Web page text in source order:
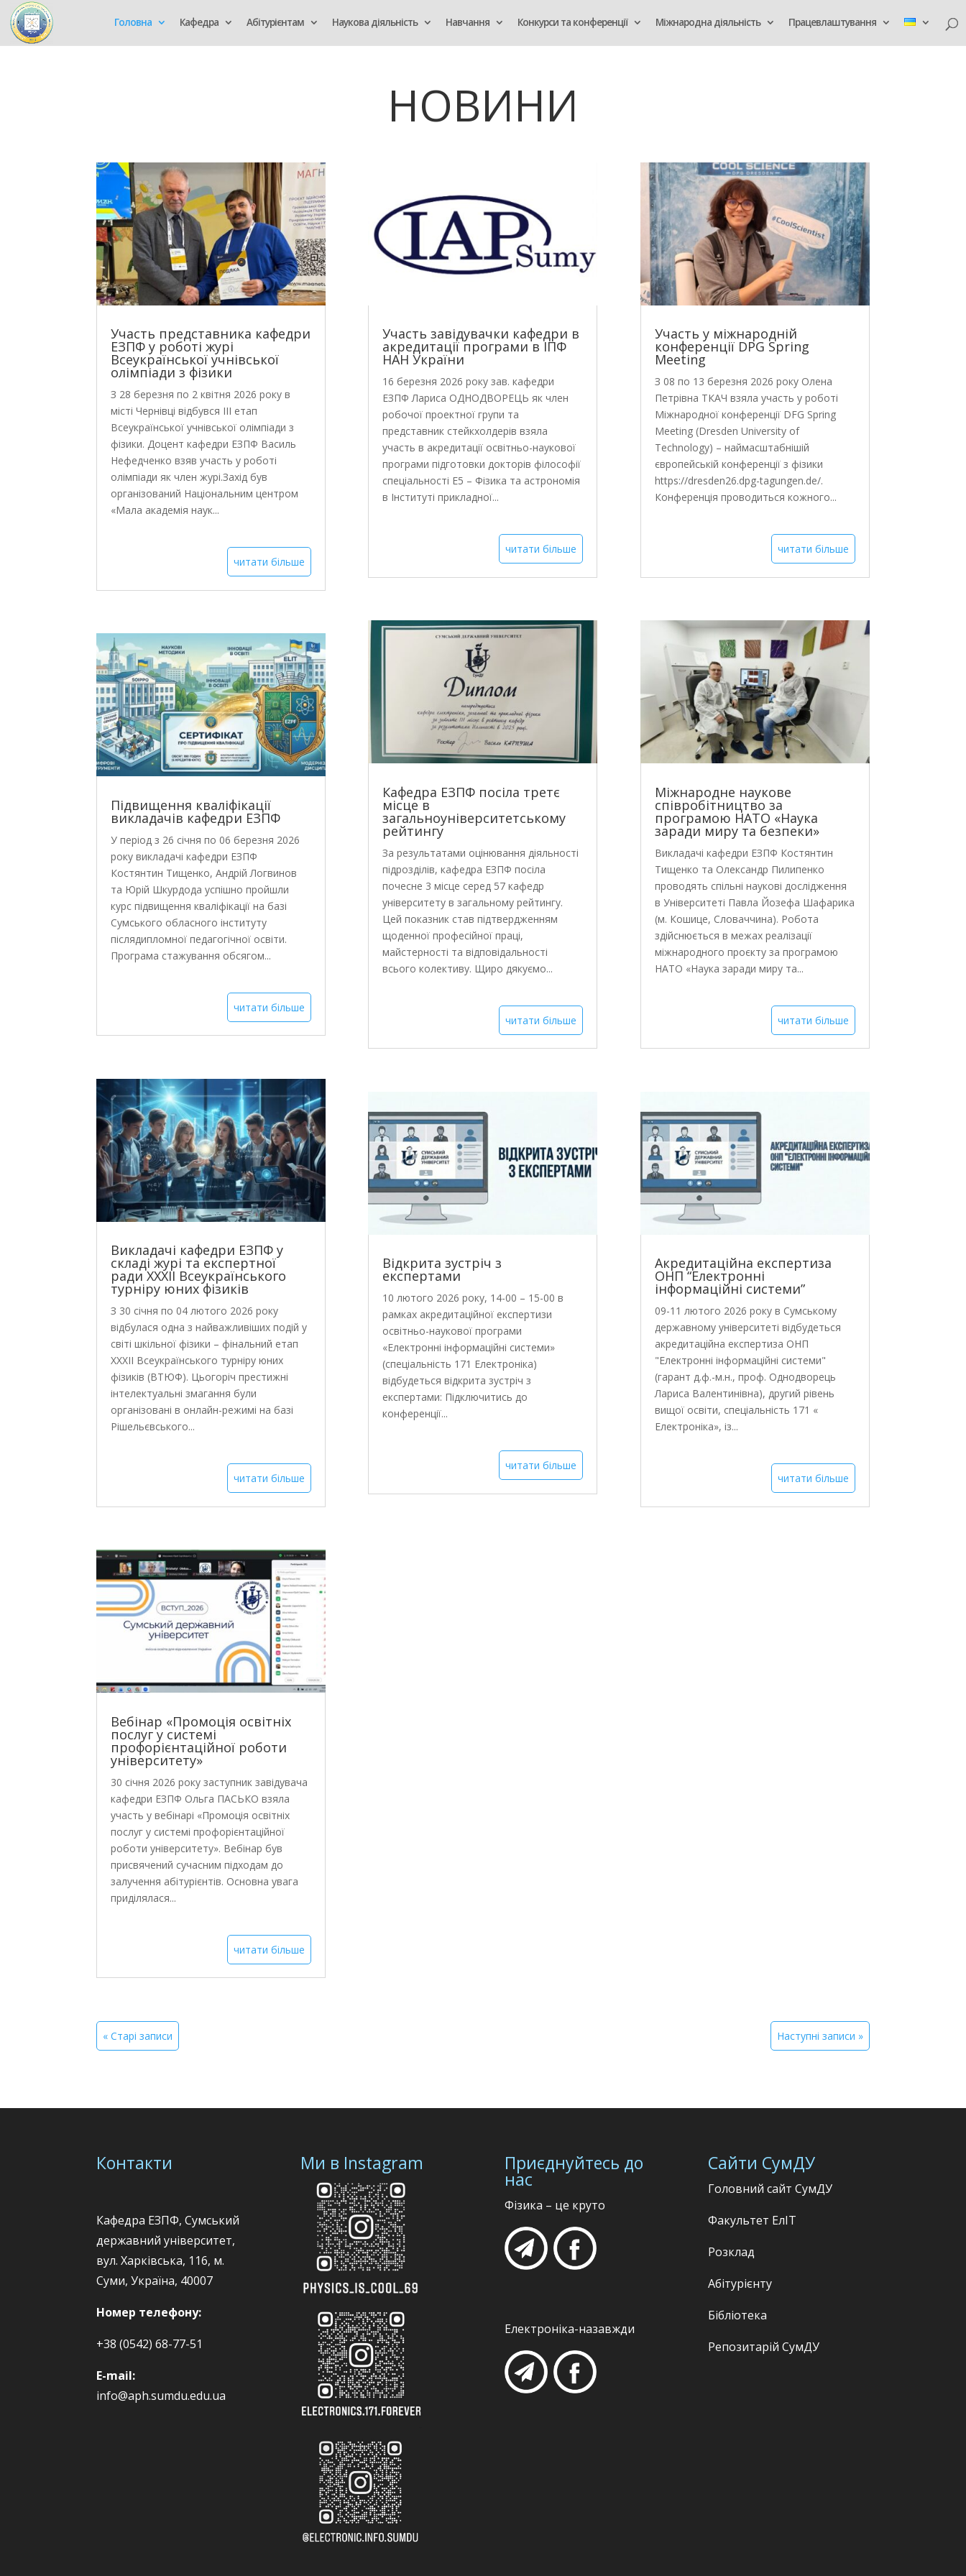
Головна Кафедра Абітурієнтам Наукова діяльність Навчання Конкурси та конференції Міжнародна діяльність Працевлаштування
НОВИНИ
Участь представника кафедри
ЕЗПФ у роботі журі
Всеукраїнської учнівської
олімпіади з фізики
З 28 березня по 2 квітня 2026 року в
місті Чернівці відбувся III етап
Всеукраїнської учнівської олімпіади з
фізики. Доцент кафедри ЕЗПФ Василь
Нефедченко взяв участь у роботі
олімпіади як член журі.Захід був
організований Національним центром
«Мала академія наук...
читати більше
Підвищення кваліфікації
викладачів кафедри ЕЗПФ
У період з 26 січня по 06 березня 2026
року викладачі кафедри ЕЗПФ
Костянтин Тищенко, Андрій Логвинов
та Юрій Шкурдода успішно пройшли
курс підвищення кваліфікації на базі
Сумського обласного інституту
післядипломної педагогічної освіти.
Програма стажування обсягом...
читати більше
Викладачі кафедри ЕЗПФ у
складі журі та експертної
ради XXXII Всеукраїнського
турніру юних фізиків
З 30 січня по 04 лютого 2026 року
відбулася одна з найважливіших подій у
світі шкільної фізики – фінальний етап
XXXII Всеукраїнського турніру юних
фізиків (ВТЮФ). Цьогоріч престижні
інтелектуальні змагання були
організовані в онлайн-режимі на базі
Рішельєвського...
читати більше
Вебінар «Промоція освітніх
послуг у системі
профорієнтаційної роботи
університету»
30 січня 2026 року заступник завідувача
кафедри ЕЗПФ Ольга ПАСЬКО взяла
участь у вебінарі «Промоція освітніх
послуг у системі профорієнтаційної
роботи університету». Вебінар був
присвячений сучасним підходам до
залучення абітурієнтів. Основна увага
приділялася...
читати більше
Участь завідувачки кафедри в
акредитації програми в ІПФ
НАН України
16 березня 2026 року зав. кафедри
ЕЗПФ Лариса ОДНОДВОРЕЦЬ як член
робочої проектної групи та
представник стейкхолдерів взяла
участь в акредитації освітньо-наукової
програми підготовки докторів філософії
спеціальності Е5 – Фізика та астрономія
в Інституті прикладної...
читати більше
Кафедра ЕЗПФ посіла третє
місце в
загальноуніверситетському
рейтингу
За результатами оцінювання діяльності
підрозділів, кафедра ЕЗПФ посіла
почесне 3 місце серед 57 кафедр
університету в загальному рейтингу.
Цей показник став підтвердженням
щоденної професійної праці,
майстерності та відповідальності
всього колективу. Щиро дякуємо...
читати більше
Відкрита зустріч з
експертами
10 лютого 2026 року, 14-00 – 15-00 в
рамках акредитаційної експертизи
освітньо-наукової програми
«Електронні інформаційні системи»
(спеціальність 171 Електроніка)
відбудеться відкрита зустріч з
експертами: Підключитись до
конференції...
читати більше
Участь у міжнародній
конференції DPG Spring
Meeting
З 08 по 13 березня 2026 року Олена
Петрівна ТКАЧ взяла участь у роботі
Міжнародної конференції DFG Spring
Meeting (Dresden University of
Technology) – наймасштабнішій
європейській конференції з фізики
https://dresden26.dpg-tagungen.de/.
Конференція проводиться кожного...
читати більше
Міжнародне наукове
співробітництво за
програмою НАТО «Наука
заради миру та безпеки»
​Викладачі кафедри ЕЗПФ Костянтин
Тищенко та Олександр Пилипенко
проводять спільні наукові дослідження
в Університеті Павла Йозефа Шафарика
(м. Кошице, Словаччина). Робота
здійснюється в межах реалізації
міжнародного проєкту за програмою
НАТО «Наука заради миру та...
читати більше
Акредитаційна експертиза
ОНП “Електронні
інформаційні системи”
09-11 лютого 2026 року в Сумському
державному університеті відбудеться
акредитаційна експертиза ОНП
"Електронні інформаційні системи"
(гарант д.ф.-м.н., проф. Однодворець
Лариса Валентинівна), другий рівень
вищої освіти, спеціальність 171 «
Електроніка», із...
читати більше
« Старі записи Наступні записи »
Контакти
Кафедра ЕЗПФ, Сумський
державний університет,
вул. Харківська, 116, м.
Суми, Україна, 40007
Номер телефону:
+38 (0542) 68-77-51
E-mail:
info@aph.sumdu.edu.ua
Ми в Instagram Приєднуйтесь до
нас
Фізика – це круто
Електроніка-назавжди
Сайти СумДУ
Головний сайт СумДУ
Факультет ЕлІТ
Розклад
Абітурієнту
Бібліотека
Репозитарій СумДУ